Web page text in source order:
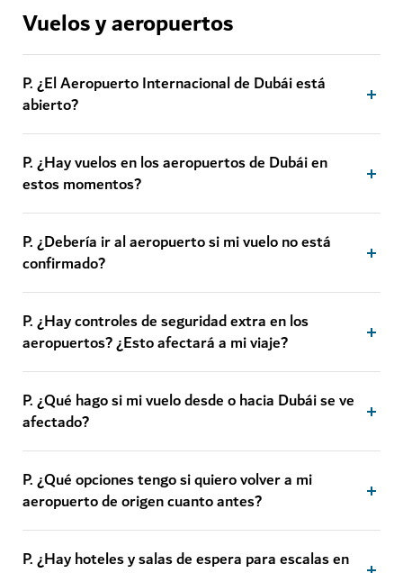
Vuelos y aeropuertos
P. ¿El Aeropuerto Internacional de Dubái está
abierto?
P. ¿Hay vuelos en los aeropuertos de Dubái en
estos momentos?
P. ¿Debería ir al aeropuerto si mi vuelo no está
confirmado?
P. ¿Hay controles de seguridad extra en los
aeropuertos? ¿Esto afectará a mi viaje?
P. ¿Qué hago si mi vuelo desde o hacia Dubái se ve
afectado?
P. ¿Qué opciones tengo si quiero volver a mi
aeropuerto de origen cuanto antes?
P. ¿Hay hoteles y salas de espera para escalas en